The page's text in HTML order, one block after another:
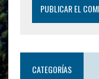
CATEGORÍAS